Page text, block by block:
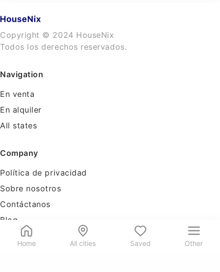
Home All cities Saved Other
Copyright © 2024 HouseNix
Todos los derechos reservados.
Navigation
En venta
En alquiler
All states
Company
Política de privacidad
Sobre nosotros
Contáctanos
Blog
Tools